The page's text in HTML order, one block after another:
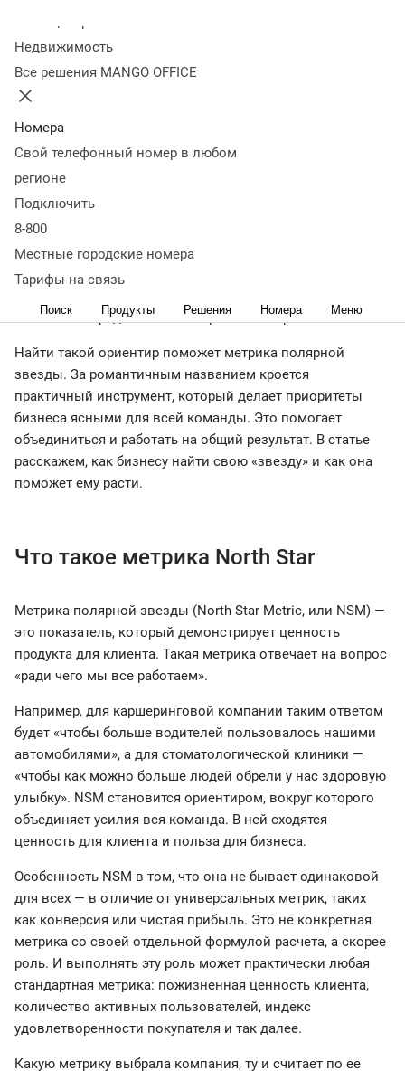
Недвижимость
Все решения MANGO OFFICE
Номера
Свой телефонный номер в любом
регионе
Подключить
8-800
Местные городские номера
Тарифы на связь
Поиск Продукты Решения Номера Меню
Оглавление
Что такое метрика North Star
полярной звезды
временем
north star metric
Главное о North Star
Цель каждого бизнеса — устойчивый рост и увеличение
прибыли. Для этого приходится следить за разными
показателями эффективности, каждый из которых по-
своему важен. Но как понять, на какой из них стоит
направить основные усилия, чтобы добиться роста
показатель среди множества разных метрик.
Найти такой ориентир поможет метрика полярной
звезды. За романтичным названием кроется
практичный инструмент, который делает приоритеты
бизнеса ясными для всей команды. Это помогает
объединиться и работать на общий результат. В статье
расскажем, как бизнесу найти свою «звезду» и как она
поможет ему расти.
Что такое метрика North Star
Метрика полярной звезды (North Star Metric, или NSM) —
это показатель, который демонстрирует ценность
продукта для клиента. Такая метрика отвечает на вопрос
«ради чего мы все работаем».
Например, для каршеринговой компании таким ответом
будет «чтобы больше водителей пользовалось нашими
автомобилями», а для стоматологической клиники —
«чтобы как можно больше людей обрели у нас здоровую
улыбку». NSM становится ориентиром, вокруг которого
объединяет усилия вся команда. В ней сходятся
ценность для клиента и польза для бизнеса.
Особенность NSM в том, что она не бывает одинаковой
для всех — в отличие от универсальных метрик, таких
как конверсия или чистая прибыль. Это не конкретная
метрика со своей отдельной формулой расчета, а скорее
роль. И выполнять эту роль может практически любая
стандартная метрика: пожизненная ценность клиента,
количество активных пользователей, индекс
удовлетворенности покупателя и так далее.
Какую метрику выбрала компания, ту и считает по ее